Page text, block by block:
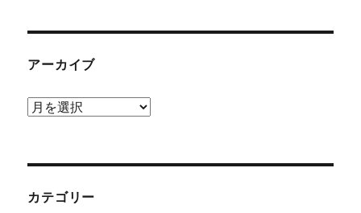
アーカイブ
ア
ブ
カテゴリー